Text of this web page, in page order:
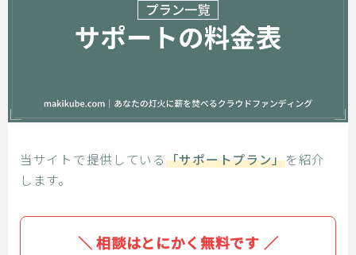
当サイトで提供している「サポートプラン」を紹介
します。
＼ 相談はとにかく無料です ／